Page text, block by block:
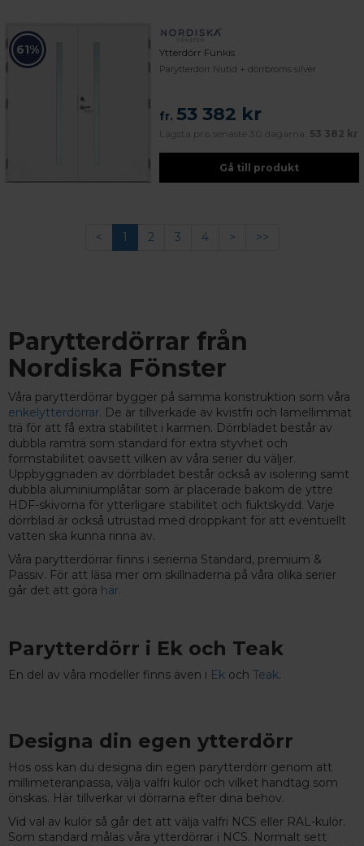
61% Ytterdörr Funkis
Parytterdörr Nutid + dörrbroms silver
fr. 53 382 kr
Lägsta pris senaste 30 dagarna: 53 382 kr
Gå till produkt
< 1 2 3 4 > >>
Parytterdörrar från
Nordiska Fönster
Våra parytterdörrar bygger på samma konstruktion som våra
enkelytterdörrar. De är tillverkade av kvistfri och lamellimmat
trä för att få extra stabilitet i karmen. Dörrbladet består av
dubbla ramträ som standard för extra styvhet och
formstabilitet oavsett vilken av våra serier du väljer.
Uppbyggnaden av dörrbladet består också av isolering samt
dubbla aluminiumplåtar som är placerade bakom de yttre
HDF-skivorna för ytterligare stabilitet och fuktskydd. Varje
dörrblad är också utrustad med droppkant för att eventuellt
vatten ska kunna rinna av.
Våra parytterdörrar finns i serierna Standard, premium &
Passiv. För att läsa mer om skillnaderna på våra olika serier
går det att göra här.
Parytterdörr i Ek och Teak
En del av våra modeller finns även i Ek och Teak.
Designa din egen ytterdörr
Hos oss kan du designa din egen parytterdörr genom att
millimeteranpassa, välja valfri kulör och vilket handtag som
önskas. Här tillverkar vi dörrarna efter dina behov.
Vid val av kulör så går det att välja valfri NCS eller RAL-kulör.
Som standard målas våra ytterdörrar i NCS. Normalt sett